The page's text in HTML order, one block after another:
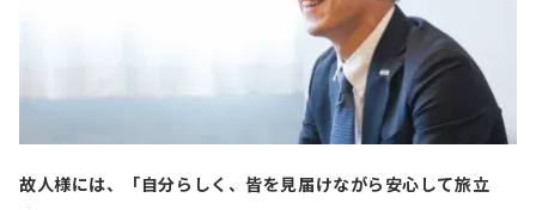
故人様には、「自分らしく、皆を見届けながら安心して旅立